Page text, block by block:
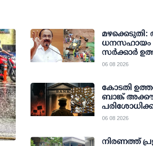
ധനസഹായം
സര്‍ക്കാര്‍
മരിച്ചവരുടെ
06 08 2026
കോടതി
ബാങ്ക്
ബുക്ക്
06 08 2026
നിരണത്ത്